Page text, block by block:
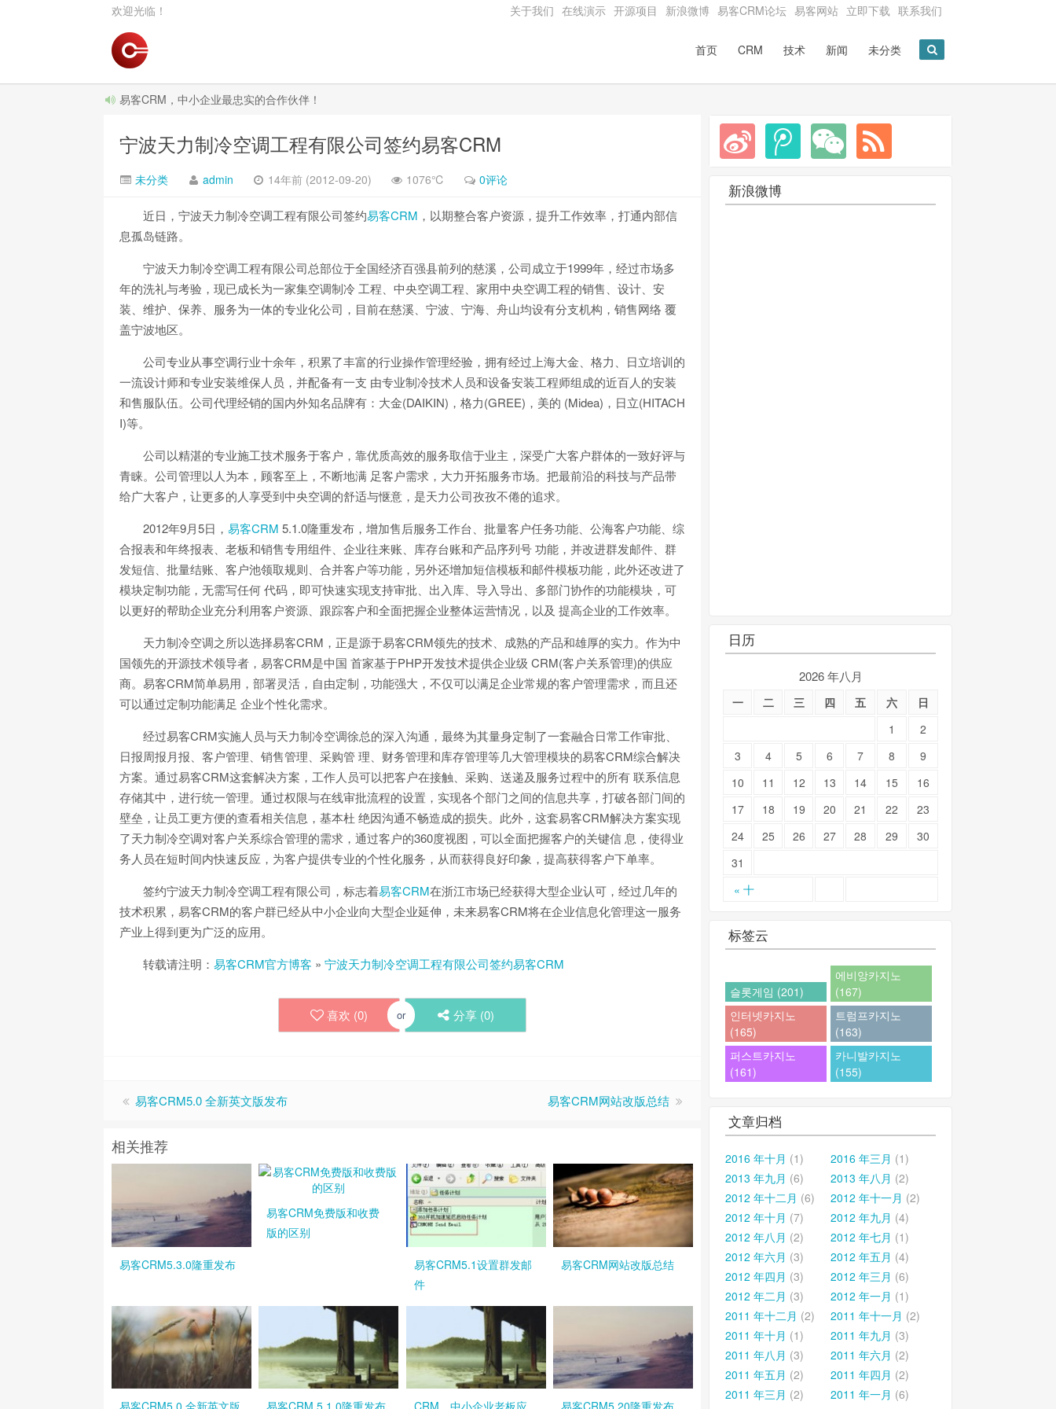
欢迎光临！ 关于我们 在线演示 开源项目 新浪微博 易客CRM论坛 易客网站 立即下载 联系我们
首页 CRM 技术 新闻 未分类
易客CRM，中小企业最忠实的合作伙伴！
宁波天力制冷空调工程有限公司签约易客CRM
未分类 admin 14年前 (2012-09-20) 1076℃ 0评论
近日，宁波天力制冷空调工程有限公司签约易客CRM ，以期整合客户资源，提升工作效率，打通内部信
息孤岛链路。
宁波天力制冷空调工程有限公司总部位于全国经济百强县前列的慈溪，公司成立于1999年，经过市场多
年的洗礼与考验，现已成长为一家集空调制冷 工程、中央空调工程、家用中央空调工程的销售、设计、安
装、维护、保养、服务为一体的专业化公司，目前在慈溪、宁波、宁海、舟山均设有分支机构，销售网络 覆
盖宁波地区。
公司专业从事空调行业十余年，积累了丰富的行业操作管理经验，拥有经过上海大金、格力、日立培训的
一流设计师和专业安装维保人员，并配备有一支 由专业制冷技术人员和设备安装工程师组成的近百人的安装
和售服队伍。公司代理经销的国内外知名品牌有：大金(DAIKIN)，格力(GREE)，美的 (Midea)，日立(HITACH
I)等。
公司以精湛的专业施工技术服务于客户，靠优质高效的服务取信于业主，深受广大客户群体的一致好评与
青睐。公司管理以人为本，顾客至上，不断地满 足客户需求，大力开拓服务市场。把最前沿的科技与产品带
给广大客户，让更多的人享受到中央空调的舒适与惬意，是天力公司孜孜不倦的追求。
2012年9月5日， 易客CRM 5.1.0隆重发布，增加售后服务工作台、批量客户任务功能、公海客户功能、综
合报表和年终报表、老板和销售专用组件、企业往来账、库存台账和产品序列号 功能，并改进群发邮件、群
发短信、批量结账、客户池领取规则、合并客户等功能，另外还增加短信模板和邮件模板功能，此外还改进了
模块定制功能，无需写任何 代码，即可快速实现支持审批、出入库、导入导出、多部门协作的功能模块，可
以更好的帮助企业充分利用客户资源、跟踪客户和全面把握企业整体运营情况，以及 提高企业的工作效率。
天力制冷空调之所以选择易客CRM，正是源于易客CRM领先的技术、成熟的产品和雄厚的实力。作为中
国领先的开源技术领导者，易客CRM是中国 首家基于PHP开发技术提供企业级 CRM(客户关系管理)的供应
商。易客CRM简单易用，部署灵活，自由定制，功能强大，不仅可以满足企业常规的客户管理需求，而且还
可以通过定制功能满足 企业个性化需求。
经过易客CRM实施人员与天力制冷空调徐总的深入沟通，最终为其量身定制了一套融合日常工作审批、
日报周报月报、客户管理、销售管理、采购管 理、财务管理和库存管理等几大管理模块的易客CRM综合解决
方案。通过易客CRM这套解决方案，工作人员可以把客户在接触、采购、送递及服务过程中的所有 联系信息
存储其中，进行统一管理。通过权限与在线审批流程的设置，实现各个部门之间的信息共享，打破各部门间的
壁垒，让员工更方便的查看相关信息，基本杜 绝因沟通不畅造成的损失。此外，这套易客CRM解决方案实现
了天力制冷空调对客户关系综合管理的需求，通过客户的360度视图，可以全面把握客户的关键信 息，使得业
务人员在短时间内快速反应，为客户提供专业的个性化服务，从而获得良好印象，提高获得客户下单率。
签约宁波天力制冷空调工程有限公司，标志着易客CRM在浙江市场已经获得大型企业认可，经过几年的
技术积累，易客CRM的客户群已经从中小企业向大型企业延伸，未来易客CRM将在企业信息化管理这一服务
产业上得到更为广泛的应用。
转载请注明： 易客CRM官方博客 » 宁波天力制冷空调工程有限公司签约易客CRM
喜欢 (0) or 分享 (0)
易客CRM5.0 全新英文版发布 易客CRM网站改版总结
相关推荐
易客CRM5.3.0隆重发布
易客CRM免费版和收费
版的区别
易客CRM5.1设置群发邮
件
易客CRM网站改版总结
新浪微博
日历
2026 年八月
一 二 三 四 五 六 日
« 十
1
2
3
4 5 6 7 8
9
10
11 12 13 14 15
16
17
18 19 20 21 22
23
24
25 26 27 28 29
30
31
标签云
슬롯게임 (201)
에비앙카지노
(167)
인터넷카지노
(165)
트럼프카지노
(163)
퍼스트카지노
(161)
카니발카지노
(155)
文章归档
2016 年十月 (1) 2016 年三月 (1)
2013 年九月 (6) 2013 年八月 (2)
2012 年十二月 (6) 2012 年十一月 (2)
2012 年十月 (7) 2012 年九月 (4)
2012 年八月 (2) 2012 年七月 (1)
2012 年六月 (3) 2012 年五月 (4)
2012 年四月 (3) 2012 年三月 (6)
2012 年二月 (3) 2012 年一月 (1)
2011 年十二月 (2) 2011 年十一月 (2)
2011 年十月 (1) 2011 年九月 (3)
2011 年八月 (3) 2011 年六月 (2)
2011 年五月 (2) 2011 年四月 (2)
2011 年三月 (2) 2011 年一月 (6)